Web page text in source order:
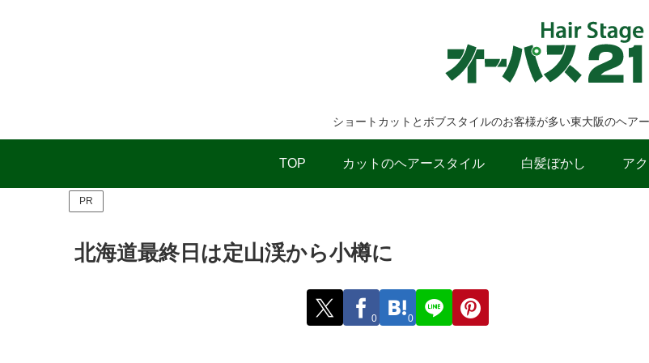
ショートカットとボブスタイルのお客様が多い東大阪のヘア
TOP カットのヘアースタイル 白髪ぼかし ア
PR
北海道最終日は定山渓から小樽に
0 0